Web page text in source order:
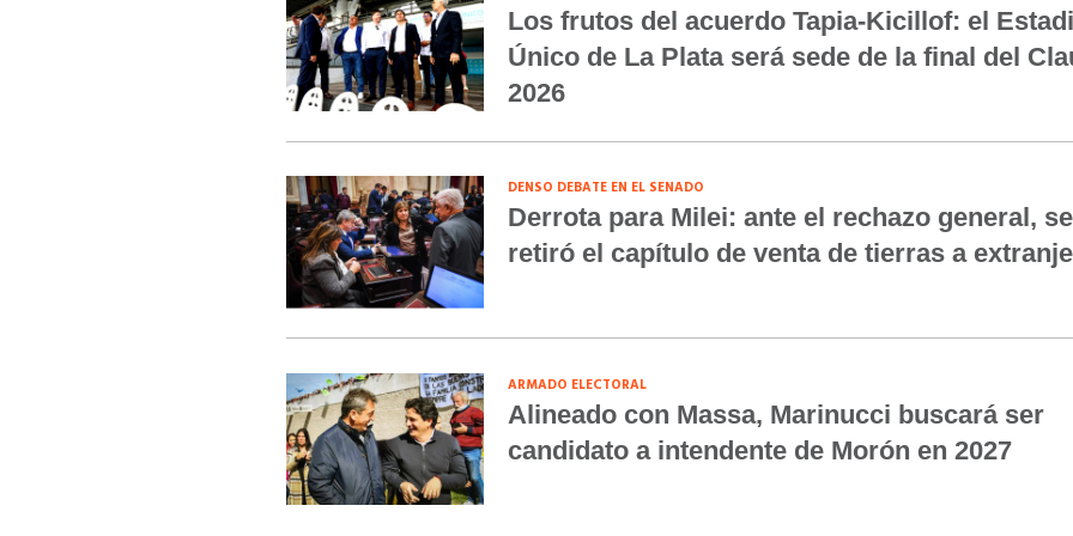
Los frutos del acuerdo Tapia-Kicillof: el
Único de La Plata será sede de la final del
2026
DENSO DEBATE EN EL SENADO
Derrota para Milei: ante el rechazo general, se
retiró el capítulo de venta de tierras a
ARMADO ELECTORAL
Alineado con Massa, Marinucci buscará ser
candidato a intendente de Morón en 2027